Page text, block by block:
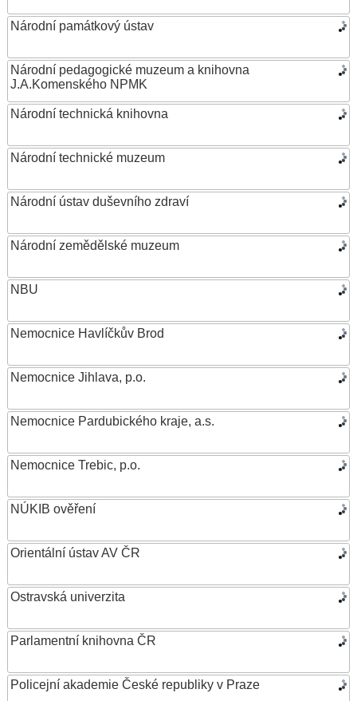
Národní památkový ústav
Národní pedagogické muzeum a knihovna
J.A.Komenského NPMK
Národní technická knihovna
Národní technické muzeum
Národní ústav duševního zdraví
Národní zemědělské muzeum
NBU
Nemocnice Havlíčkův Brod
Nemocnice Jihlava, p.o.
Nemocnice Pardubického kraje, a.s.
Nemocnice Trebic, p.o.
NÚKIB ověření
Orientální ústav AV ČR
Ostravská univerzita
Parlamentní knihovna ČR
Policejní akademie České republiky v Praze